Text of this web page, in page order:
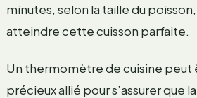
minutes, selon la taille du
atteindre cette cuisson parfaite.
Un thermomètre de cuisine peut
précieux allié pour s’assurer que